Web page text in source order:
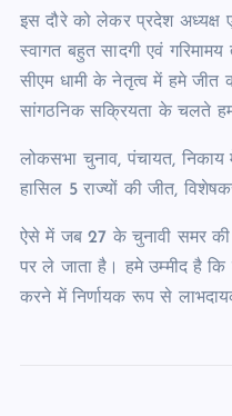
इस दौरे को लेकर प्रदेश अध्यक्ष
स्वागत बहुत सादगी एवं
सीएम धामी के नेतृत्व में हमे
सांगठनिक सक्रियता के चलते
लोकसभा चुनाव, पंचायत, निकाय
हासिल 5 राज्यों की जीत,
ऐसे में जब 27 के चुनावी समर की
पर ले जाता है। हमे उम्मीद है कि
करने में निर्णायक रूप से